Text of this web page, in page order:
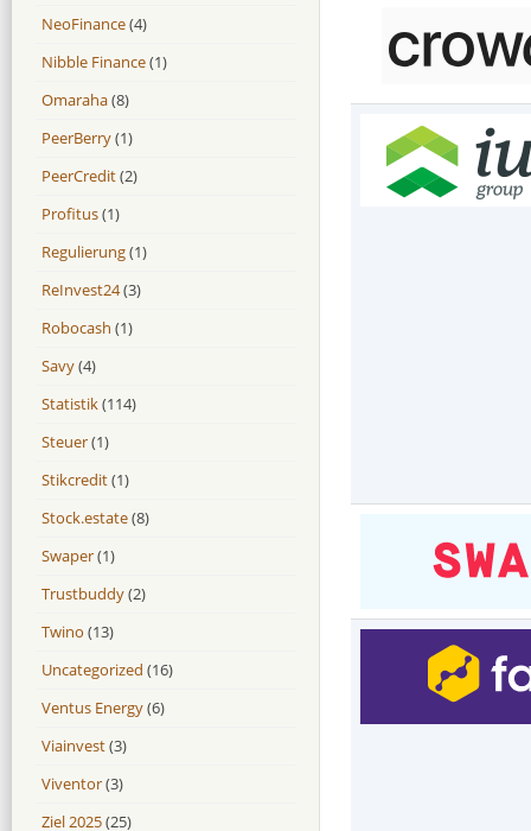
NeoFinance(4)
Nibble Finance(1)
Omaraha(8)
PeerBerry(1)
PeerCredit(2)
Profitus(1)
Regulierung(1)
ReInvest24(3)
Robocash (1)
Savy(4)
Statistik(114)
Steuer(1)
Stikcredit(1)
Stock.estate(8)
Swaper(1)
Trustbuddy(2)
Twino (13)
Uncategorized (16)
Ventus Energy(6)
Viainvest(3)
Viventor(3)
Ziel 2025(25)